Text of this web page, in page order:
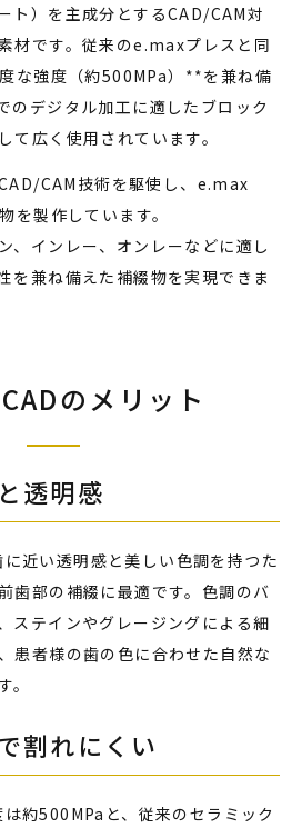
ト）を主成分とするCAD/CAM対
材です。従来のe.maxプレスと同
な強度（約500MPa）**を兼ね備
のデジタル加工に適したブロック
て広く使用されています。
CAM技術を駆使し、e.max
を製作しています。
、インレー、オンレーなどに適し
を兼ね備えた補綴物を実現できま
のメリット
透明感
近い透明感と美しい色調を持つた
歯部の補綴に最適です。色調のバ
ステインやグレージングによる細
患者様の歯の色に合わせた自然な
割れにくい
約500MPaと、従来のセラミック